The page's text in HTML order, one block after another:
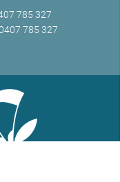
785 327
785 327